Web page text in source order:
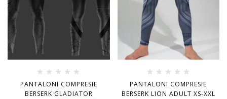
PANTALONI COMPRESIE
BERSERK GLADIATOR
PANTALONI COMPRESIE
BERSERK LION ADULT XS-XXL